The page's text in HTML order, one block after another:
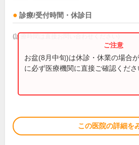
診療/受付時間・休診日
(診療時間は直接お問い合わせください)
お盆(8月中旬)は休診・休業の場合
に必ず医療機関に直接ご確認くださ
この医院の詳細を